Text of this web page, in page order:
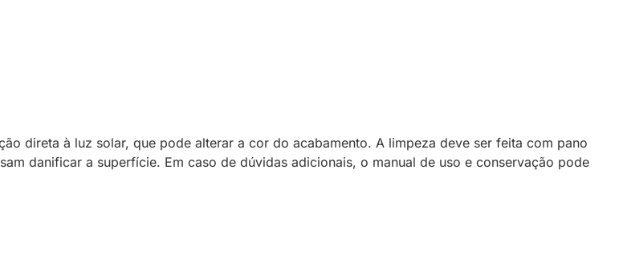
direta à luz solar, que pode alterar a cor do acabamento. A limpeza deve ser feita com pano
danificar a superfície. Em caso de dúvidas adicionais, o manual de uso e conservação pode